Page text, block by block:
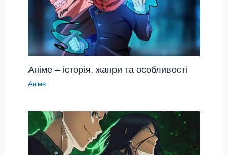
Аніме – історія, жанри та особливості
Аніме